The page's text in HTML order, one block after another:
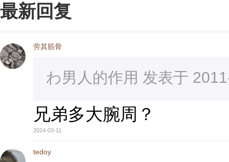
最新回复
劳其筋骨
わ男人的作用 发表于
兄弟多大腕周？
2024-03-11
tedoy